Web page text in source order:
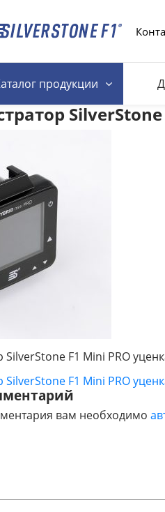
продукции
SilverStone F1 Mini PRO
SilverStone F1 Mini PRO
вам необходимо